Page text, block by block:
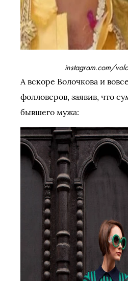
instagram.com/
А вскоре Волочкова и
фолловеров, заявив, что
бывшего мужа: